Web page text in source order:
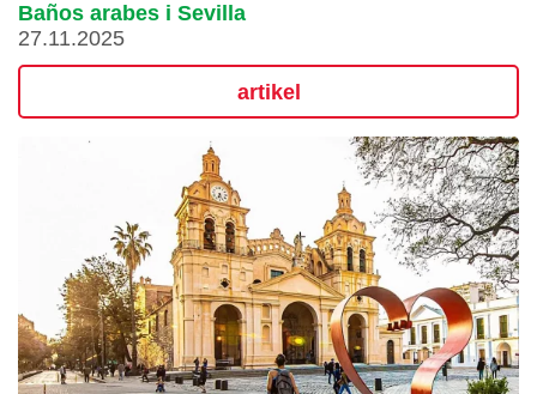
Baños arabes i Sevilla
27.11.2025
artikel